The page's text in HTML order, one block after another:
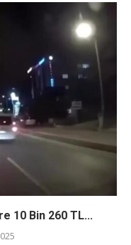
10 Bin 260 TL...